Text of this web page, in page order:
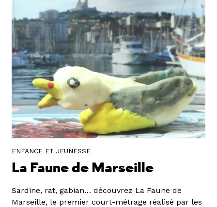
ENFANCE ET JEUNESSE
La Faune de Marseille
Sardine, rat, gabian… découvrez La Faune de
Marseille, le premier court-métrage réalisé par les